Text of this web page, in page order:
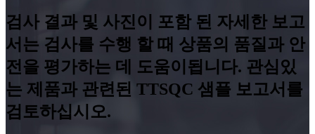
검사 결과 및 사진이 포함 된 자세한 보고
서는 검사를 수행 할 때 상품의 품질과 안
전을 평가하는 데 도움이됩니다. 관심있
는 제품과 관련된 TTSQC 샘플 보고서를
검토하십시오.